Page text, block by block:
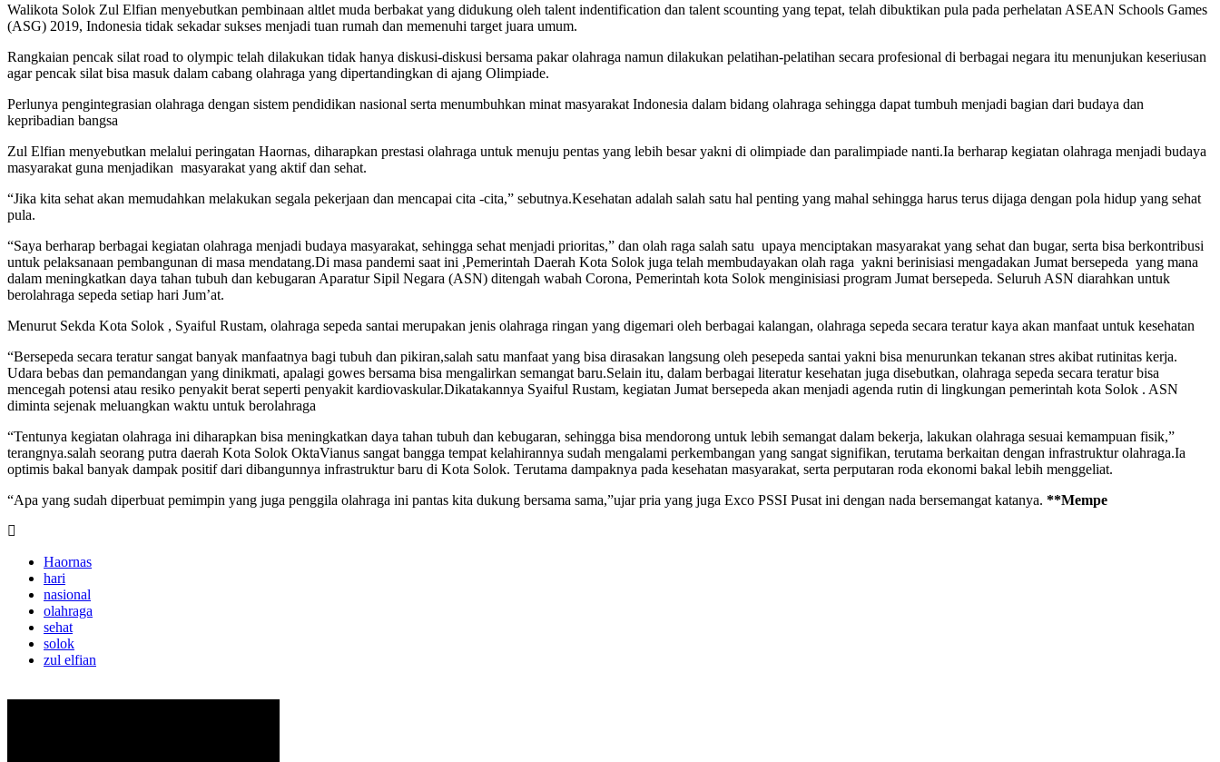
Walikota Solok Zul Elfian menyebutkan pembinaan altlet muda berbakat yang didukung oleh talent indentification dan talent scounting yang tepat, telah dibuktikan pula pada perhelatan ASEAN Schools Games
(ASG) 2019, Indonesia tidak sekadar sukses menjadi tuan rumah dan memenuhi target juara umum.
Rangkaian pencak silat road to olympic telah dilakukan tidak hanya diskusi-diskusi bersama pakar olahraga namun dilakukan pelatihan-pelatihan secara profesional di berbagai negara itu menunjukan keseriusan
agar pencak silat bisa masuk dalam cabang olahraga yang dipertandingkan di ajang Olimpiade.
Perlunya pengintegrasian olahraga dengan sistem pendidikan nasional serta menumbuhkan minat masyarakat Indonesia dalam bidang olahraga sehingga dapat tumbuh menjadi bagian dari budaya dan
kepribadian bangsa
Zul Elfian menyebutkan melalui peringatan Haornas, diharapkan prestasi olahraga untuk menuju pentas yang lebih besar yakni di olimpiade dan paralimpiade nanti.Ia berharap kegiatan olahraga menjadi budaya
masyarakat guna menjadikan masyarakat yang aktif dan sehat.
“Jika kita sehat akan memudahkan melakukan segala pekerjaan dan mencapai cita -cita,” sebutnya.Kesehatan adalah salah satu hal penting yang mahal sehingga harus terus dijaga dengan pola hidup yang sehat
pula.
“Saya berharap berbagai kegiatan olahraga menjadi budaya masyarakat, sehingga sehat menjadi prioritas,” dan olah raga salah satu upaya menciptakan masyarakat yang sehat dan bugar, serta bisa berkontribusi
untuk pelaksanaan pembangunan di masa mendatang.Di masa pandemi saat ini ,Pemerintah Daerah Kota Solok juga telah membudayakan olah raga yakni berinisiasi mengadakan Jumat bersepeda yang mana
dalam meningkatkan daya tahan tubuh dan kebugaran Aparatur Sipil Negara (ASN) ditengah wabah Corona, Pemerintah kota Solok menginisiasi program Jumat bersepeda. Seluruh ASN diarahkan untuk
berolahraga sepeda setiap hari Jum’at.
Menurut Sekda Kota Solok , Syaiful Rustam, olahraga sepeda santai merupakan jenis olahraga ringan yang digemari oleh berbagai kalangan, olahraga sepeda secara teratur kaya akan manfaat untuk kesehatan
“Bersepeda secara teratur sangat banyak manfaatnya bagi tubuh dan pikiran,salah satu manfaat yang bisa dirasakan langsung oleh pesepeda santai yakni bisa menurunkan tekanan stres akibat rutinitas kerja.
Udara bebas dan pemandangan yang dinikmati, apalagi gowes bersama bisa mengalirkan semangat baru.Selain itu, dalam berbagai literatur kesehatan juga disebutkan, olahraga sepeda secara teratur bisa
mencegah potensi atau resiko penyakit berat seperti penyakit kardiovaskular.Dikatakannya Syaiful Rustam, kegiatan Jumat bersepeda akan menjadi agenda rutin di lingkungan pemerintah kota Solok . ASN
diminta sejenak meluangkan waktu untuk berolahraga
“Tentunya kegiatan olahraga ini diharapkan bisa meningkatkan daya tahan tubuh dan kebugaran, sehingga bisa mendorong untuk lebih semangat dalam bekerja, lakukan olahraga sesuai kemampuan fisik,”
terangnya.salah seorang putra daerah Kota Solok OktaVianus sangat bangga tempat kelahirannya sudah mengalami perkembangan yang sangat signifikan, terutama berkaitan dengan infrastruktur olahraga.Ia
optimis bakal banyak dampak positif dari dibangunnya infrastruktur baru di Kota Solok. Terutama dampaknya pada kesehatan masyarakat, serta perputaran roda ekonomi bakal lebih menggeliat.
“Apa yang sudah diperbuat pemimpin yang juga penggila olahraga ini pantas kita dukung bersama sama,”ujar pria yang juga Exco PSSI Pusat ini dengan nada bersemangat katanya. **Mempe
Haornas
hari
nasional
olahraga
sehat
solok
zul elfian